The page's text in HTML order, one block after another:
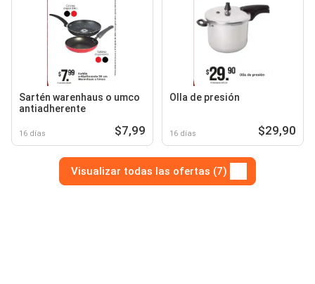
Sartén warenhaus o umco
antiadherente
16 días $7,99
Olla de presión
16 días $29,90
Visualizar todas las ofertas (7)